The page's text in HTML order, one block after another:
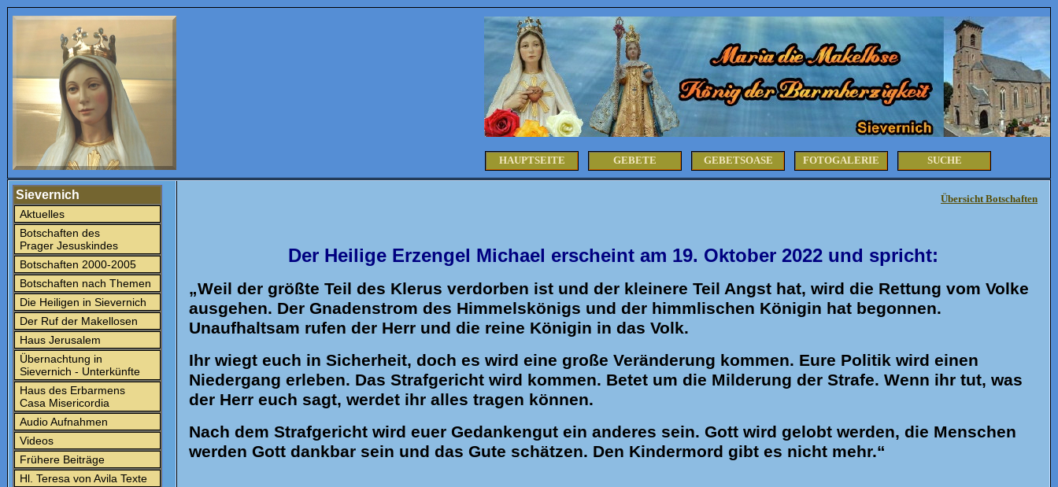
HAUPTSEITE GEBETE GEBETSOASE FOTOGALERIE SUCHE
Sievernich
Aktuelles
Botschaften des
Prager Jesuskindes
Botschaften 2000-2005
Botschaften nach Themen
Die Heiligen in Sievernich
Der Ruf der Makellosen
Haus Jerusalem
Übernachtung in
Sievernich - Unterkünfte
Haus des Erbarmens
Casa Misericordia
Audio Aufnahmen
Videos
Frühere Beiträge
Hl. Teresa von Avila Texte
Übersicht Botschaften
Der Heilige Erzengel Michael erscheint am 19. Oktober 2022 und spricht:
„Weil der größte Teil des Klerus verdorben ist und der kleinere Teil Angst hat, wird die Rettung vom Volke
ausgehen. Der Gnadenstrom des Himmelskönigs und der himmlischen Königin hat begonnen.
Unaufhaltsam rufen der Herr und die reine Königin in das Volk.
Ihr wiegt euch in Sicherheit, doch es wird eine große Veränderung kommen. Eure Politik wird einen
Niedergang erleben. Das Strafgericht wird kommen. Betet um die Milderung der Strafe. Wenn ihr tut, was
der Herr euch sagt, werdet ihr alles tragen können.
Nach dem Strafgericht wird euer Gedankengut ein anderes sein. Gott wird gelobt werden, die Menschen
werden Gott dankbar sein und das Gute schätzen. Den Kindermord gibt es nicht mehr.“